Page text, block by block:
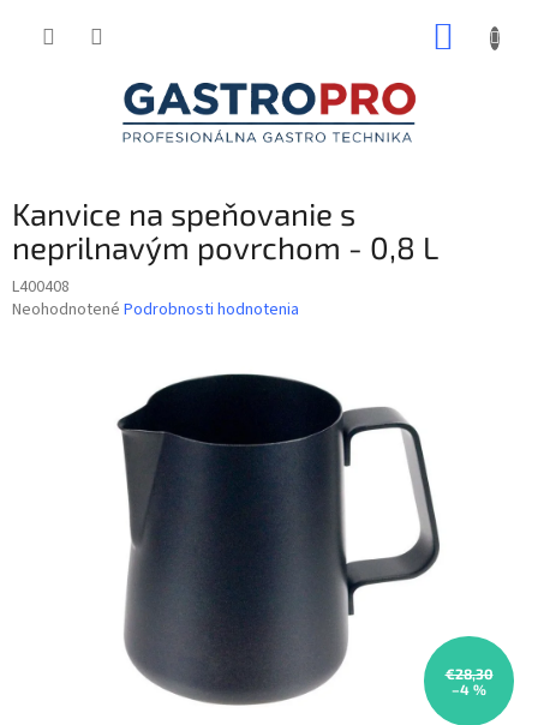
Kanvice na speňovanie s
neprilnavým povrchom - 0,8 L
L400408
Priemerné
Neohodnotené Podrobnosti hodnotenia
€28,30
–4 %